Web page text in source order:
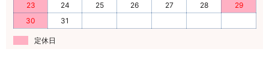
23
24 25 26 27 28
29
30
31
定休日